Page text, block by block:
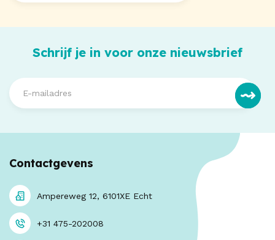
Schrijf je in voor onze nieuwsbrief
Contactgevens
Ampereweg 12, 6101XE Echt
+31 475-202008